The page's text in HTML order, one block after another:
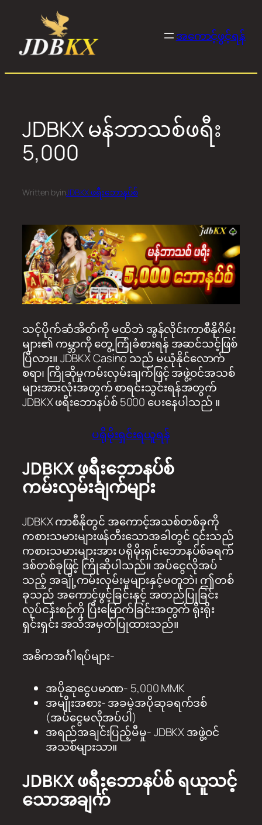
content
အကောင့်ဖွင့်ရန်
JDBKX မန်ဘာသစ်ဖရီး
5,000
Written byinJDBKX ဖရီးဘောနပ်စ်
သင့်ပိုက်ဆံအိတ်ကို မထိဘဲ အွန်လိုင်းကာစီနိုဂိမ်း
များ၏ ကမ္ဘာကို တွေ့ကြုံခံစားရန် အဆင်သင့်ဖြစ်
ပြီလား။ JDBKX Casino သည် မယုံနိုင်လောက်
စရာ၊ ကြိုဆိုမှုကမ်းလှမ်းချက်ဖြင့် အဖွဲ့ဝင်အသစ်
များအားလုံးအတွက် စာရင်းသွင်းရန်အတွက်
JDBKX ဖရီးဘောနပ်စ် 5000 ပေးနေပါသည် ။
ပရိုမိုးရှင်းရယူရန်
JDBKX ဖရီးဘောနပ်စ်
ကမ်းလှမ်းချက်များ
JDBKX ကာစီနိုတွင် အကောင့်အသစ်တစ်ခုကို
ကစားသမားများဖန်တီးသောအခါတွင် ၎င်းသည်
ကစားသမားများအား ပရိုမိုးရှင်းဘောနပ်စ်ခရက်
ဒစ်တစ်ခုဖြင့် ကြိုဆိုပါသည်။ အပ်ငွေလိုအပ်
သည့် အချို့ကမ်းလှမ်းမှုများနှင့်မတူဘဲ၊ ဤတစ်
ခုသည် အကောင့်ဖွင့်ခြင်းနှင့် အတည်ပြုခြင်း
လုပ်ငန်းစဉ်ကို ပြီးမြောက်ခြင်းအတွက် ရိုးရိုး
ရှင်းရှင်း အသိအမှတ်ပြုထားသည်။
အဓိကအင်္ဂါရပ်များ-
အပိုဆုငွေပမာဏ- 5,000 MMK
အမျိုးအစား- အခမဲ့အပိုဆုခရက်ဒစ်
(အပ်ငွေမလိုအပ်ပါ)
အရည်အချင်းပြည့်မီမှု- JDBKX အဖွဲ့ဝင်
အသစ်များသာ။
JDBKX ဖရီးဘောနပ်စ် ရယူသင့်
သောအချက်